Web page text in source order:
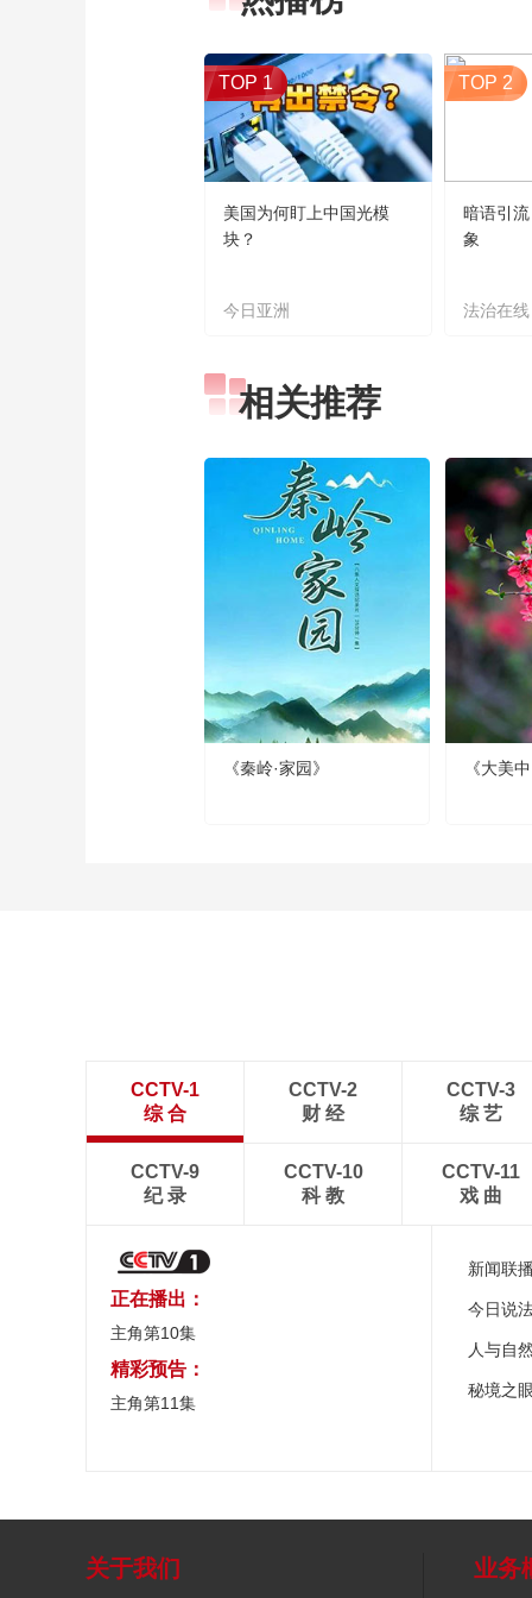
TOP 1
美国为何盯上中国光模
块？
今日亚洲
TOP 2
暗语引
象
法治在线
相关推荐
《秦岭·家园》 《大美
CCTV-1
综 合
CCTV-2
财 经
CCTV-3
综 艺
CCTV-9
纪 录
CCTV-10
科 教
CCTV-11
戏 曲
正在播出：
主角第10集
精彩预告：
主角第11集
新闻联
今日说
人与自
秘境之
关于我们 业务